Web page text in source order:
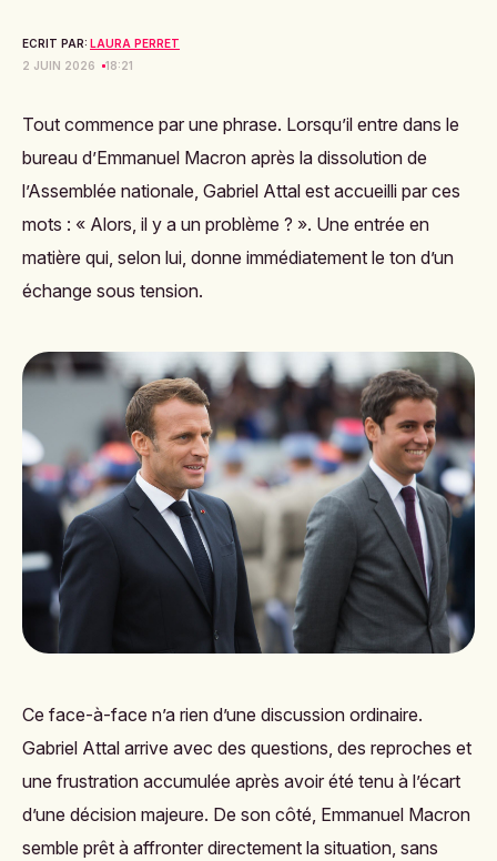
ECRIT PAR: LAURA PERRET
2 JUIN 2026
18:21
Tout commence par une phrase. Lorsqu’il entre dans le
bureau d’Emmanuel Macron après la dissolution de
l’Assemblée nationale, Gabriel Attal est accueilli par ces
mots : « Alors, il y a un problème ? ». Une entrée en
matière qui, selon lui, donne immédiatement le ton d’un
échange sous tension.
Ce face-à-face n’a rien d’une discussion ordinaire.
Gabriel Attal arrive avec des questions, des reproches et
une frustration accumulée après avoir été tenu à l’écart
d’une décision majeure. De son côté, Emmanuel Macron
semble prêt à affronter directement la situation, sans